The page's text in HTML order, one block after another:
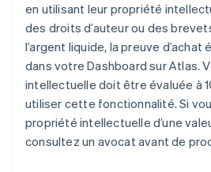
en utilisant leur propriété
des droits d’auteur ou des
l’argent liquide, la preuve
dans votre Dashboard sur Atlas.
intellectuelle doit être évaluée à
utiliser cette fonctionnalité. Si
propriété intellectuelle d’une
consultez un avocat avant de